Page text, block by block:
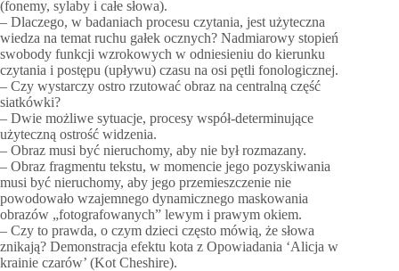
(fonemy, sylaby i całe słowa).
– Dlaczego, w badaniach procesu czytania, jest użyteczna
wiedza na temat ruchu gałek ocznych? Nadmiarowy stopień
swobody funkcji wzrokowych w odniesieniu do kierunku
czytania i postępu (upływu) czasu na osi pętli fonologicznej.
– Czy wystarczy ostro rzutować obraz na centralną część
siatkówki?
– Dwie możliwe sytuacje, procesy współ-determinujące
użyteczną ostrość widzenia.
– Obraz musi być nieruchomy, aby nie był rozmazany.
– Obraz fragmentu tekstu, w momencie jego pozyskiwania
musi być nieruchomy, aby jego przemieszczenie nie
powodowało wzajemnego dynamicznego maskowania
obrazów „fotografowanych” lewym i prawym okiem.
– Czy to prawda, o czym dzieci często mówią, że słowa
znikają? Demonstracja efektu kota z Opowiadania ‘Alicja w
krainie czarów’ (Kot Cheshire).